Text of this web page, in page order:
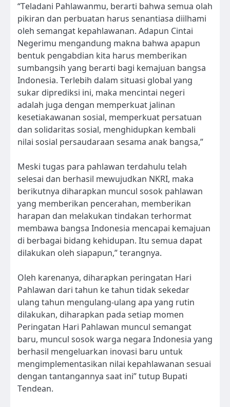
“Teladani Pahlawanmu, berarti bahwa semua olah
pikiran dan perbuatan harus senantiasa diilhami
oleh semangat kepahlawanan. Adapun Cintai
Negerimu mengandung makna bahwa apapun
bentuk pengabdian kita harus memberikan
sumbangsih yang berarti bagi kemajuan bangsa
Indonesia. Terlebih dalam situasi global yang
sukar diprediksi ini, maka mencintai negeri
adalah juga dengan memperkuat jalinan
kesetiakawanan sosial, memperkuat persatuan
dan solidaritas sosial, menghidupkan kembali
nilai sosial persaudaraan sesama anak bangsa,”
Meski tugas para pahlawan terdahulu telah
selesai dan berhasil mewujudkan NKRI, maka
berikutnya diharapkan muncul sosok pahlawan
yang memberikan pencerahan, memberikan
harapan dan melakukan tindakan terhormat
membawa bangsa Indonesia mencapai kemajuan
di berbagai bidang kehidupan. Itu semua dapat
dilakukan oleh siapapun,” terangnya.
Oleh karenanya, diharapkan peringatan Hari
Pahlawan dari tahun ke tahun tidak sekedar
ulang tahun mengulang-ulang apa yang rutin
dilakukan, diharapkan pada setiap momen
Peringatan Hari Pahlawan muncul semangat
baru, muncul sosok warga negara Indonesia yang
berhasil mengeluarkan inovasi baru untuk
mengimplementasikan nilai kepahlawanan sesuai
dengan tantangannya saat ini” tutup Bupati
Tendean.